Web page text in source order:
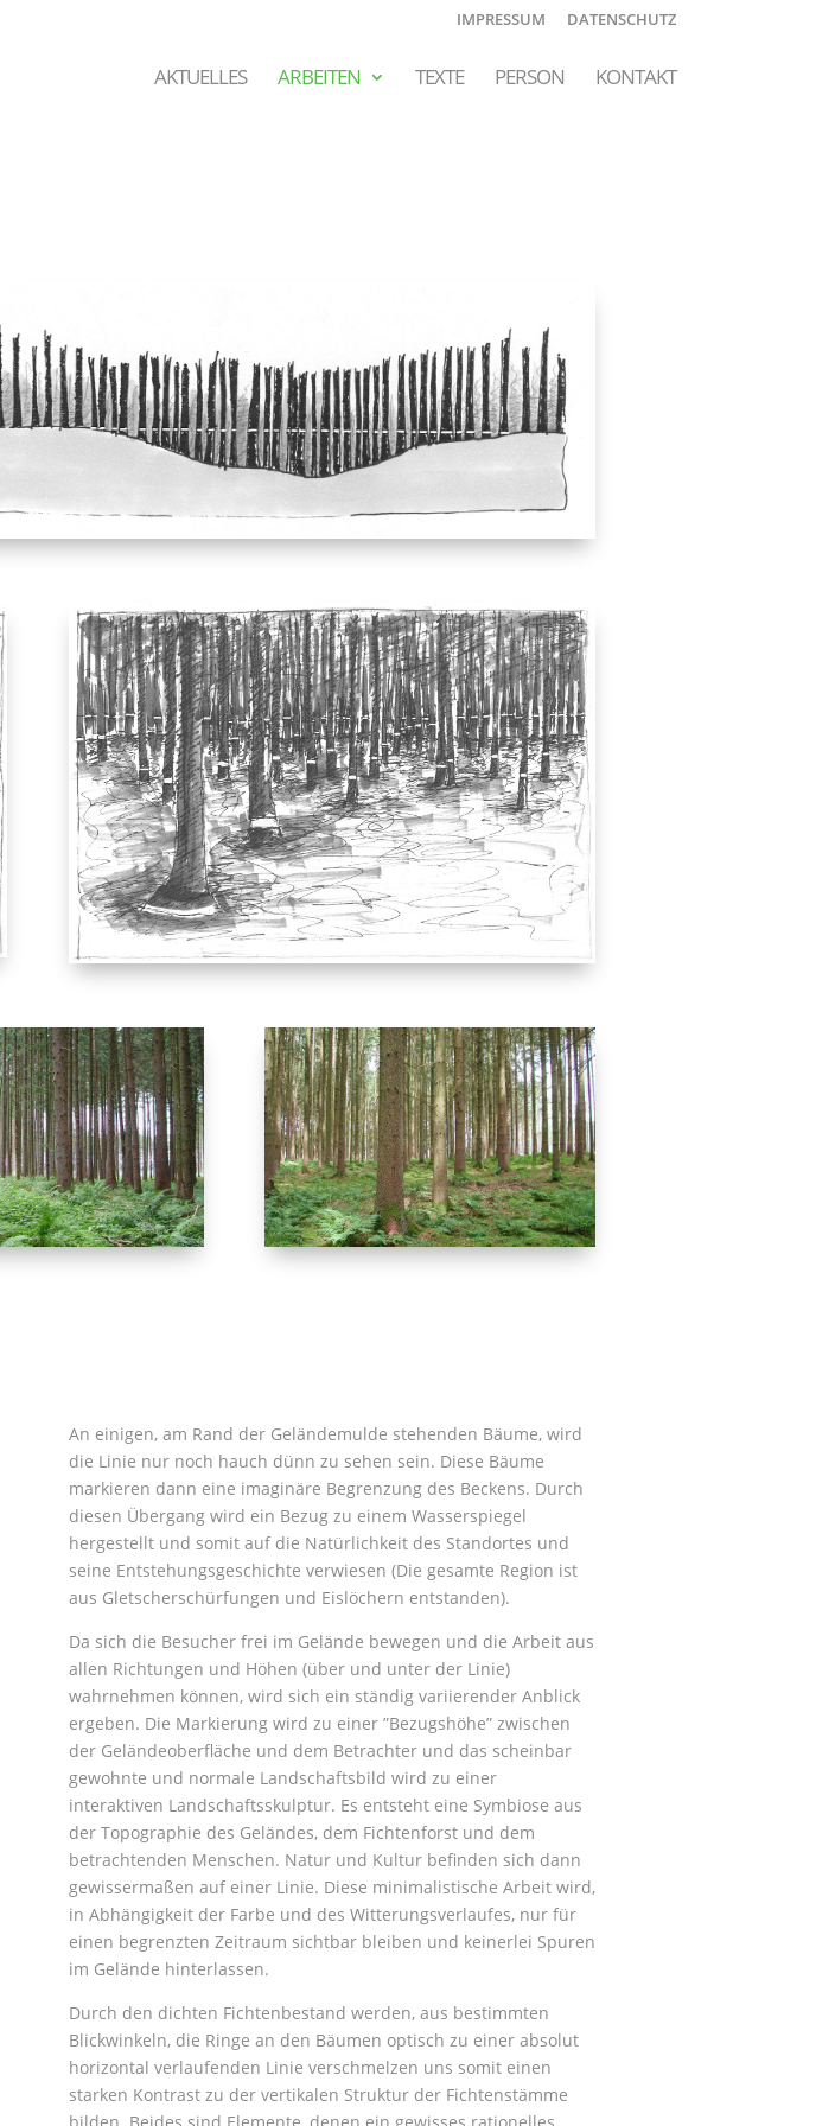
IMPRESSUM DATENSCHUTZ
AKTUELLES ARBEITEN TEXTE PERSON KONTAKT
An einigen, am Rand der Geländemulde stehenden Bäume, wird
die Linie nur noch hauch dünn zu sehen sein. Diese Bäume
markieren dann eine imaginäre Begrenzung des Beckens. Durch
diesen Übergang wird ein Bezug zu einem Wasserspiegel
hergestellt und somit auf die Natürlichkeit des Standortes und
seine Entstehungsgeschichte verwiesen (Die gesamte Region ist
aus Gletscherschürfungen und Eislöchern entstanden).
Da sich die Besucher frei im Gelände bewegen und die Arbeit aus
allen Richtungen und Höhen (über und unter der Linie)
wahrnehmen können, wird sich ein ständig variierender Anblick
ergeben. Die Markierung wird zu einer ”Bezugshöhe” zwischen
der Geländeoberfläche und dem Betrachter und das scheinbar
gewohnte und normale Landschaftsbild wird zu einer
interaktiven Landschaftsskulptur. Es entsteht eine Symbiose aus
der Topographie des Geländes, dem Fichtenforst und dem
betrachtenden Menschen. Natur und Kultur befinden sich dann
gewissermaßen auf einer Linie. Diese minimalistische Arbeit wird,
in Abhängigkeit der Farbe und des Witterungsverlaufes, nur für
einen begrenzten Zeitraum sichtbar bleiben und keinerlei Spuren
im Gelände hinterlassen.
Durch den dichten Fichtenbestand werden, aus bestimmten
Blickwinkeln, die Ringe an den Bäumen optisch zu einer absolut
horizontal verlaufenden Linie verschmelzen uns somit einen
starken Kontrast zu der vertikalen Struktur der Fichtenstämme